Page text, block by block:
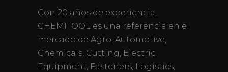
Con 20 años de experiencia,
CHEMITOOL es una referencia en el
mercado de Agro, Automotive,
Chemicals, Cutting, Electric,
Equipment, Fasteners, Logistics,